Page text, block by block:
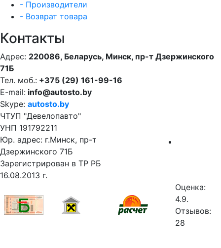
- Производители
- Возврат товара
Контакты
Адрес: 220086, Беларусь, Минск, пр-т Дзержинского
71Б
Тел. моб.: +375 (29) 161-99-16
E-mail: info@autosto.by
Skype: autosto.by
ЧТУП "Девелопавто"
УНП 191792211
Юр. адрес: г.Минск, пр-т
Дзержинского 71Б
Зарегистрирован в ТР РБ
16.08.2013 г.
Оценка:
4.9.
Отзывов:
28